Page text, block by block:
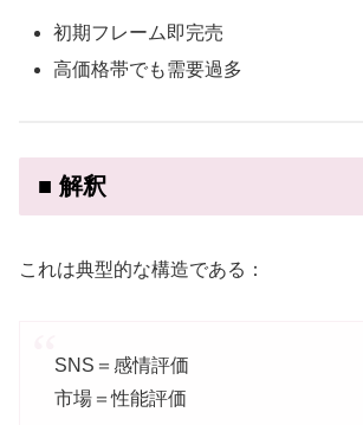
初期フレーム即完売
高価格帯でも需要過多
■ 解釈
これは典型的な構造である：
SNS＝感情評価
市場＝性能評価